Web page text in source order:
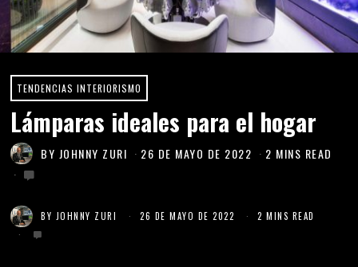
TENDENCIAS INTERIORISMO
Lámparas ideales para el hogar
BY JOHNNY ZURI 26 DE MAYO DE 2022 2 MINS READ
BY JOHNNY ZURI 26 DE MAYO DE 2022 2 MINS READ